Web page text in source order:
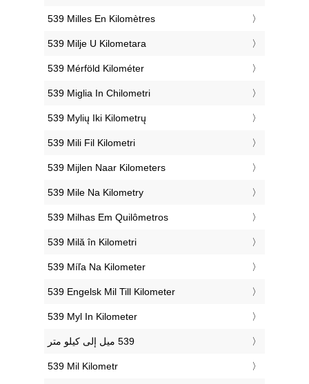
‎539 Milles En Kilomètres
‎539 Milje U Kilometara
‎539 Mérföld Kilométer
‎539 Miglia In Chilometri
‎539 Mylių Iki Kilometrų
‎539 Mili Fil Kilometri
‎539 Mijlen Naar Kilometers
‎539 Mile Na Kilometry
‎539 Milhas Em Quilômetros
‎539 Milă în Kilometri
‎539 Míľa Na Kilometer
‎539 Engelsk Mil Till Kilometer
‎539 Myl In Kilometer
‎539 Mil Kilometr